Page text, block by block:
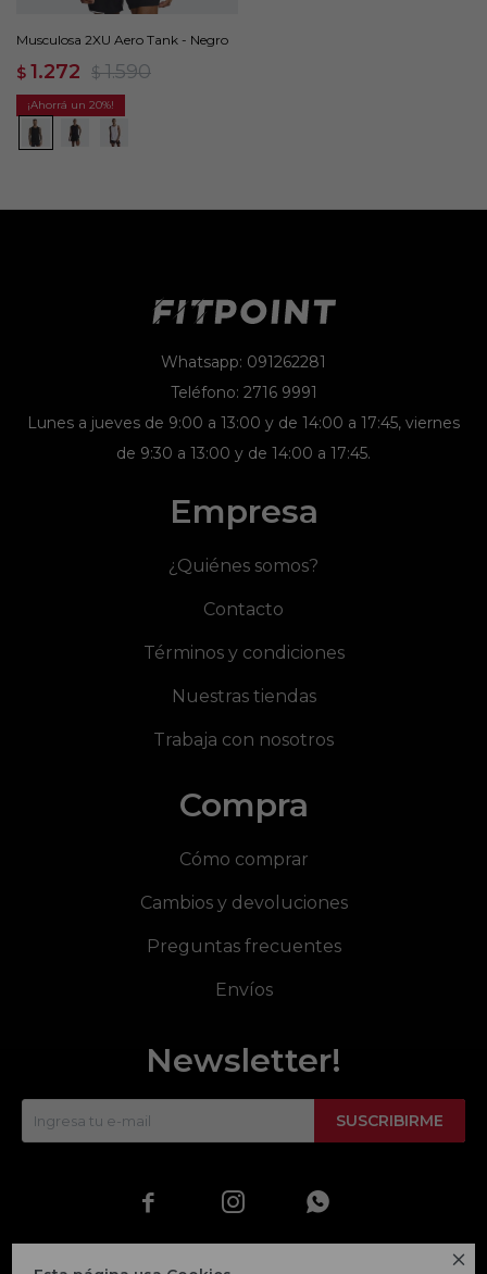

Musculosa 2XU Aero Tank - Negro
$ 1.272 $ 1.590
20
Whatsapp: 091262281
Teléfono: 2716 9991
Lunes a jueves de 9:00 a 13:00 y de 14:00 a 17:45, viernes
de 9:30 a 13:00 y de 14:00 a 17:45.
Empresa
¿Quiénes somos?
Contacto
Términos y condiciones
Nuestras tiendas
Trabaja con nosotros
Compra
Cómo comprar
Cambios y devoluciones
Preguntas frecuentes
Envíos
Newsletter!
SUSCRIBIRME
  